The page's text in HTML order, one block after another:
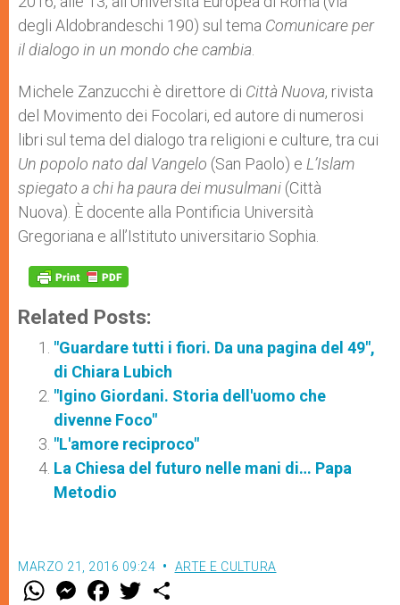
degli Aldobrandeschi 190) sul tema Comunicare per
il dialogo in un mondo che cambia.
Michele Zanzucchi è direttore di Città Nuova, rivista
del Movimento dei Focolari, ed autore di numerosi
libri sul tema del dialogo tra religioni e culture, tra cui
Un popolo nato dal Vangelo (San Paolo) e L’Islam
spiegato a chi ha paura dei musulmani (Città
Nuova). È docente alla Pontificia Università
Gregoriana e all’Istituto universitario Sophia.
Related Posts:
"Guardare tutti i fiori. Da una pagina del 49",
di Chiara Lubich
"Igino Giordani. Storia dell'uomo che
divenne Foco"
"L'amore reciproco"
La Chiesa del futuro nelle mani di… Papa
Metodio
MARZO 21, 2016 09:24 ARTE E CULTURA
W M
e
F
a w